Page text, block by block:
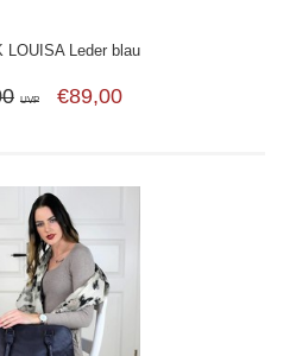
LOUISA Leder blau
UVP €89,00